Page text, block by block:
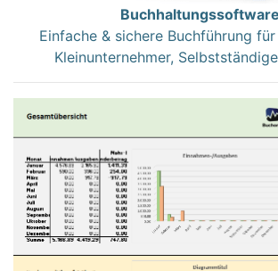
Buchhaltungssoftware
Einfache & sichere Buchführung
Kleinunternehmer,